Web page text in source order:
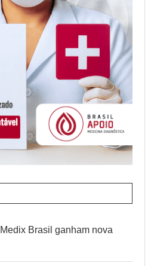
Brasil ganham nova